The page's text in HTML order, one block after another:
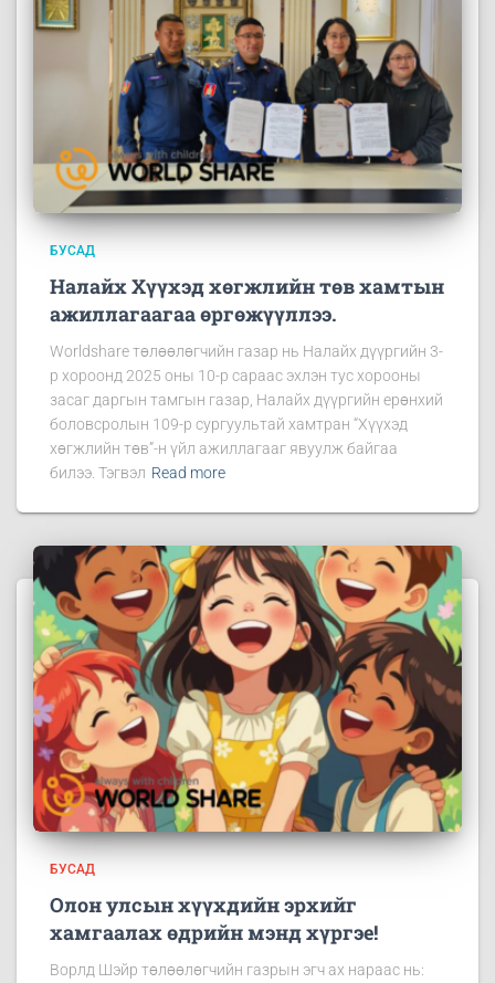
БУСАД
Налайх Хүүхэд хөгжлийн төв хамтын
ажиллагаагаа өргөжүүллээ.
Worldshare төлөөлөгчийн газар нь Налайх дүүргийн 3-
р хороонд 2025 оны 10-р сараас эхлэн тус хорооны
засаг даргын тамгын газар, Налайх дүүргийн ерөнхий
боловсролын 109-р сургуультай хамтран “Хүүхэд
хөгжлийн төв”-н үйл ажиллагааг явуулж байгаа
билээ. Тэгвэл Read more
БУСАД
Олон улсын хүүхдийн эрхийг
хамгаалах өдрийн мэнд хүргэе!
Ворлд Шэйр төлөөлөгчийн газрын эгч ах нараас нь: